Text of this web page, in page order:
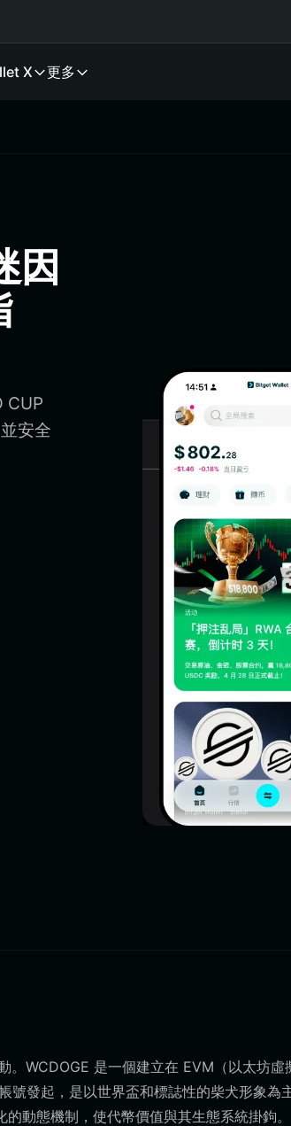
X 更多
因
CUP
安全
WCDOGE 是一個建立在 EVM（以太坊虛
發起，是以世界盃和標誌性的柴犬形象為
動態機制，使代幣價值與其生態系統掛鉤